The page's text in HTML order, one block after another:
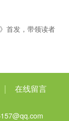
首发，带领读者
| 在线留言